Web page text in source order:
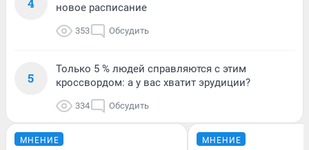
новое расписание
353 Обсудить
5
Только 5 % людей справляются с этим
кроссвордом: а у вас хватит эрудиции?
334 Обсудить
МНЕНИЕ МНЕНИЕ